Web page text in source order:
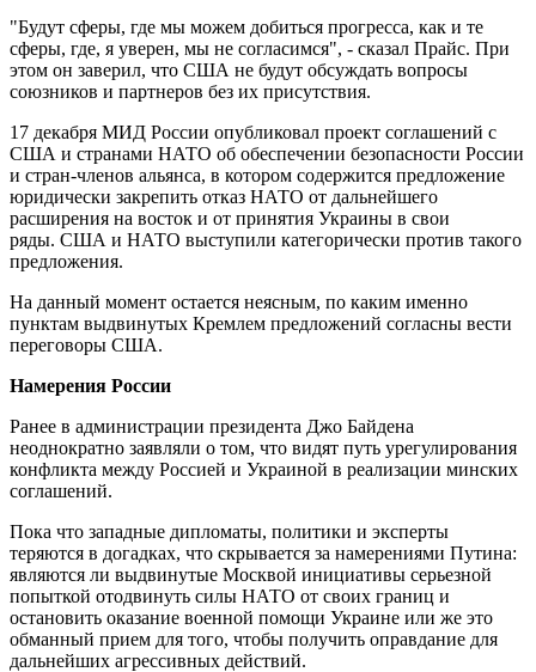
"Будут сферы, где мы можем добиться прогресса, как и те
сферы, где, я уверен, мы не согласимся", - сказал Прайс. При
этом он заверил, что США не будут обсуждать вопросы
союзников и партнеров без их присутствия.
17 декабря МИД России опубликовал проект соглашений с
США и странами НАТО об обеспечении безопасности России
и стран-членов альянса, в котором содержится предложение
юридически закрепить отказ НАТО от дальнейшего
расширения на восток и от принятия Украины в свои
ряды. США и НАТО выступили категорически против такого
предложения.
На данный момент остается неясным, по каким именно
пунктам выдвинутых Кремлем предложений согласны вести
переговоры США.
Намерения России
Ранее в администрации президента Джо Байдена
неоднократно заявляли о том, что видят путь урегулирования
конфликта между Россией и Украиной в реализации минских
соглашений.
Пока что западные дипломаты, политики и эксперты
теряются в догадках, что скрывается за намерениями Путина:
являются ли выдвинутые Москвой инициативы серьезной
попыткой отодвинуть силы НАТО от своих границ и
остановить оказание военной помощи Украине или же это
обманный прием для того, чтобы получить оправдание для
дальнейших агрессивных действий.